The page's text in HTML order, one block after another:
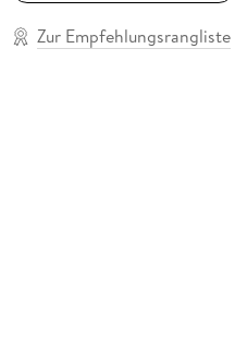
Zur Empfehlungsrangliste